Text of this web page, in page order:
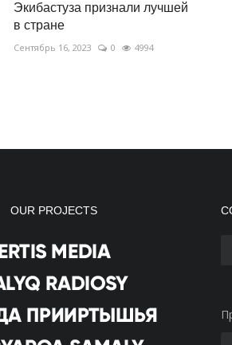
Экибастуза признали лучшей
в стране
Сентябрь 16, 2023 0 4994
OUR PROJECTS